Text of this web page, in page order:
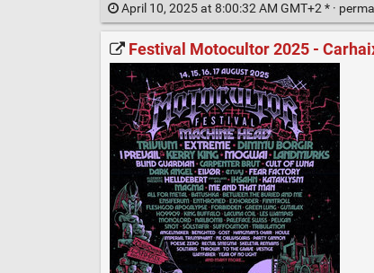
April 10, 2025 at 8:00:32 AM GMT+2 * ·
Festival Motocultor 2025 -